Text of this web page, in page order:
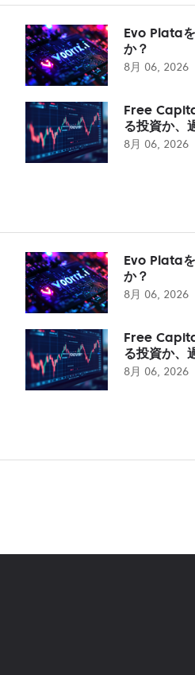
Evo Plata
か？
8月 06, 2026
Free
る投資か、
8月 06, 2026
Evo Plata
か？
8月 06, 2026
Free
る投資か、
8月 06, 2026